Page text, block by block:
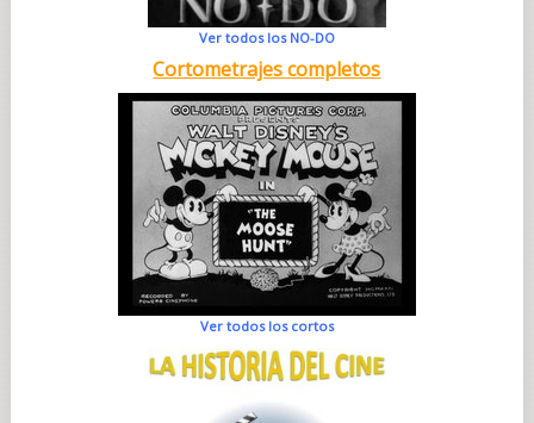
Ver todos los NO-DO
Cortometrajes completos
Ver todos los cortos